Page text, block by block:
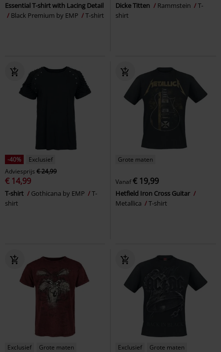
Essential T-shirt with Lacing Detail
Black Premium by EMP
T-shirt
Dicke Titten Rammstein
T-
shirt
-40%
Exclusief
Adviesprijs € 24,99
€ 14,99
T-shirt Gothicana by EMP
T-
shirt
Grote maten
Vanaf€ 19,99
Hetfield Iron Cross Guitar
Metallica
T-shirt
Exclusief
Grote maten
Exclusief Grote maten